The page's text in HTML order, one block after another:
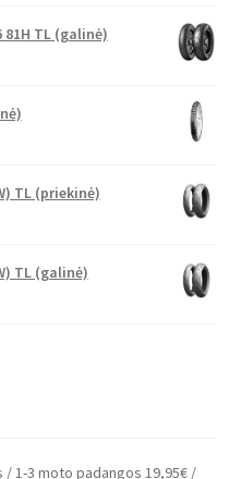
81H TL (galinė)
TL (priekinė)
TL (galinė)
1-3 moto padangos 19,95€ /